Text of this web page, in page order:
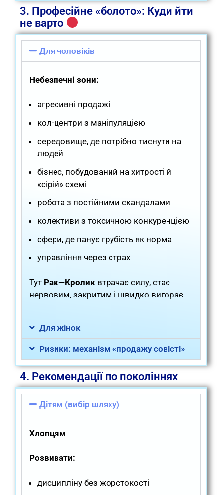
3. Професійне «болото»: Куди йти
не варто
Для чоловіків
Небезпечні зони:
агресивні продажі
кол-центри з маніпуляцією
середовище, де потрібно тиснути на
людей
бізнес, побудований на хитрості й
«сірій» схемі
робота з постійними скандалами
колективи з токсичною конкуренцією
сфери, де панує грубість як норма
управління через страх
Тут Рак—Кролик втрачає силу, стає
нервовим, закритим і швидко вигорає.
Для жінок
Ризики: механізм «продажу совісті»
4. Рекомендації по поколіннях
Дітям (вибір шляху)
Хлопцям
Розвивати:
дисципліну без жорстокості